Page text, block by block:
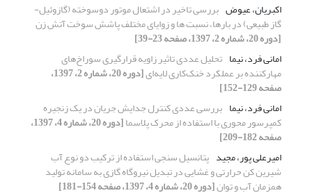
اکبریان، عیوض بررسی تاخیر در اشتعال موتور دوسوخته (گازوئیل-
گاز طبیعی) در بارها، نسبت ها و زوایای مختلف پاشش سوخت آتش زن
[دوره 20، شماره 2، 1397، صفحه 23-39]
امانی فرد، نیما تحلیل عددی تاثیر زاویه قرارگیری سوراخ‌های
مهارکننده بر عملکرد خنک‌کاری لایه‌ای [دوره 20، شماره 2، 1397،
صفحه 129-152]
امانی فرد، نیما بررسی عددی کنترل جدایش جریان در یک زنجیره
کمپرسور محوری با استفاده از محرک پلاسما [دوره 20، شماره 4، 1397،
صفحه 182-209]
امیرعلی پور، مجید پتانسیل سنجی استفاده از ترکیب دو نوع آب
شیرین کن حرارتی و غشایی در تبدیل نیروگاه گازی به سامانه‌ تولید
همزمان آب و توان[دوره 20، شماره 4، 1397، صفحه 154-181]